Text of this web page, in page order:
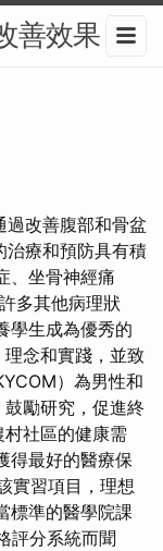
善效果
改善腹部和骨盆
治療和預防具有積
、坐骨神經痛
多其他病理狀
學生成為優秀的
念和實踐，並致
）為男性和
勵研究，促進終
社區的健康需
得最好的醫療保
實習項目，理想
標準的醫學院課
評分系統而聞